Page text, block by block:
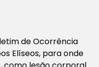
de Ocorrência
Elíseos, para onde